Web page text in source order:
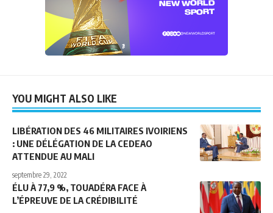
YOU MIGHT ALSO LIKE
LIBÉRATION DES 46 MILITAIRES IVOIRIENS
: UNE DÉLÉGATION DE LA CEDEAO
ATTENDUE AU MALI
septembre 29, 2022
ÉLU À 77,9 %, TOUADÉRA FACE À
L’ÉPREUVE DE LA CRÉDIBILITÉ